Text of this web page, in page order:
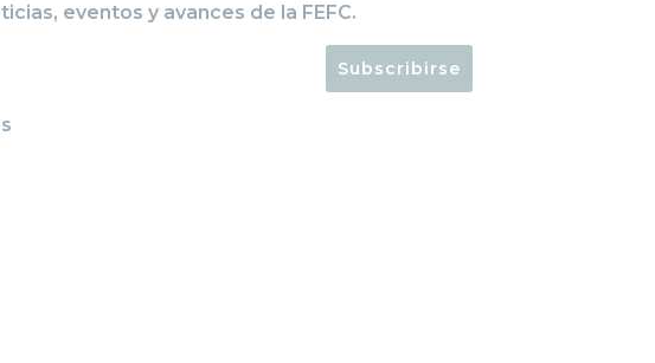
eventos y avances de la FEFC.
Subscribirse